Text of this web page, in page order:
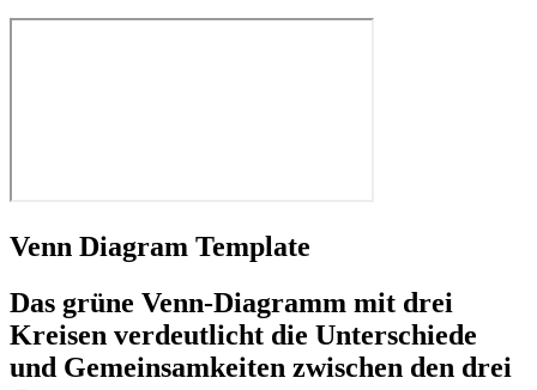
Venn Diagram Template
Das grüne Venn-Diagramm mit drei
Kreisen verdeutlicht die Unterschiede
und Gemeinsamkeiten zwischen den drei